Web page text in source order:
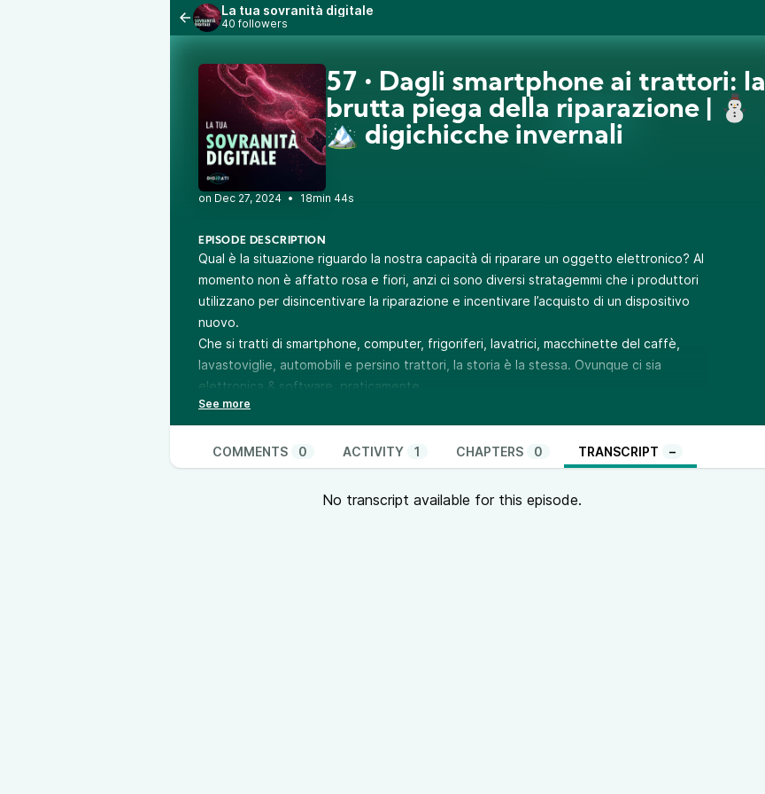
La tua sovranità digitale
40 followers
57 • Dagli smartphone ai trattori: la
brutta piega della riparazione | ⛄️
🏔️ digichicche invernali
• 18min 44s
EPISODE DESCRIPTION
Qual è la situazione riguardo la nostra capacità di riparare un oggetto elettronico? Al
momento non è affatto rosa e fiori, anzi ci sono diversi stratagemmi che i produttori
utilizzano per disincentivare la riparazione e incentivare l’acquisto di un dispositivo
nuovo.
Che si tratti di smartphone, computer, frigoriferi, lavatrici, macchinette del caffè,
lavastoviglie, automobili e persino trattori, la storia è la stessa. Ovunque ci sia
elettronica & software, praticamente.
Prendendo spunto da un ottimo articolo dell’EFF, ne parlo nella puntata di oggi,
raccontandoti esperienze personali e consigli per far fronte a tutto questo.
Link all’articolo dedicato
COMMENTS 0 ACTIVITY 1 CHAPTERS 0 TRANSCRIPT –
No transcript available for this episode.